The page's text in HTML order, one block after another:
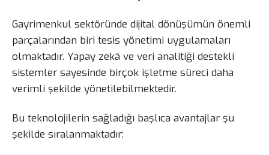
Gayrimenkul sektöründe dijital dönüşümün önemli
parçalarından biri tesis yönetimi uygulamaları
olmaktadır. Yapay zekâ ve veri analitiği destekli
sistemler sayesinde birçok işletme süreci daha
verimli şekilde yönetilebilmektedir.
Bu teknolojilerin sağladığı başlıca avantajlar şu
şekilde sıralanmaktadır: